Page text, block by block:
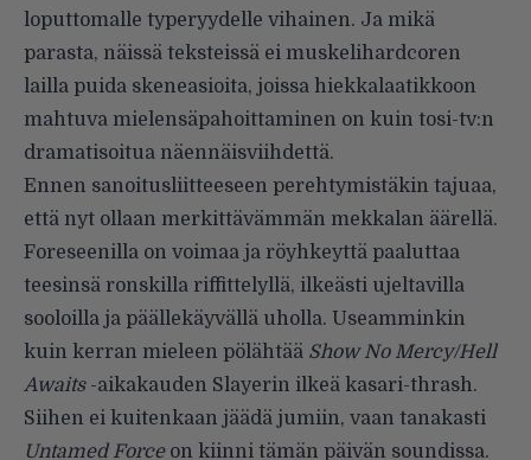
loputtomalle typeryydelle vihainen. Ja mikä
parasta, näissä teksteissä ei muskelihardcoren
lailla puida skeneasioita, joissa hiekkalaatikkoon
mahtuva mielensäpahoittaminen on kuin tosi-tv:n
dramatisoitua näennäisviihdettä.
Ennen sanoitusliitteeseen perehtymistäkin tajuaa,
että nyt ollaan merkittävämmän mekkalan äärellä.
Foreseenilla on voimaa ja röyhkeyttä paaluttaa
teesinsä ronskilla riffittelyllä, ilkeästi ujeltavilla
sooloilla ja päällekäyvällä uholla. Useamminkin
kuin kerran mieleen pölähtää Show No Mercy/Hell
Awaits -aikakauden Slayerin ilkeä kasari-thrash.
Siihen ei kuitenkaan jäädä jumiin, vaan tanakasti
Untamed Forceon kiinni tämän päivän soundissa.